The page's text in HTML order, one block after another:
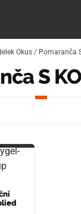
Okus / Pomaranča
S